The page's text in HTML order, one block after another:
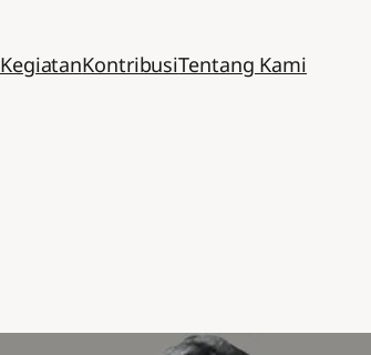
KegiatanKontribusiTentang Kami